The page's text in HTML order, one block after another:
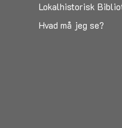
Lokalhistorisk
Hvad må jeg se?